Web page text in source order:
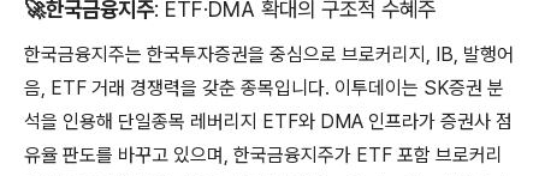
🚀한국금융지주: ETF·DMA 확대의 구조적 수혜주
한국금융지주는 한국투자증권을 중심으로 브로커리지, IB, 발행어
음, ETF 거래 경쟁력을 갖춘 종목입니다. 이투데이는 SK증권 분
석을 인용해 단일종목 레버리지 ETF와 DMA 인프라가 증권사 점
유율 판도를 바꾸고 있으며, 한국금융지주가 ETF 포함 브로커리